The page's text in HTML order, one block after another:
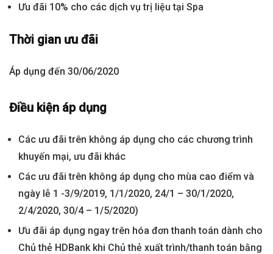
Ưu đãi 10% cho các dịch vụ trị liệu tại Spa
Thời gian ưu đãi
Áp dụng đến 30/06/2020
Điều kiện áp dụng
Các ưu đãi trên không áp dụng cho các chương trình
khuyến mại, ưu đãi khác
Các ưu đãi trên không áp dụng cho mùa cao điểm và
ngày lễ 1 -3/9/2019, 1/1/2020, 24/1 – 30/1/2020,
2/4/2020, 30/4 – 1/5/2020)
Ưu đãi áp dụng ngay trên hóa đơn thanh toán dành cho
Chủ thẻ HDBank khi Chủ thẻ xuất trình/thanh toán bằng